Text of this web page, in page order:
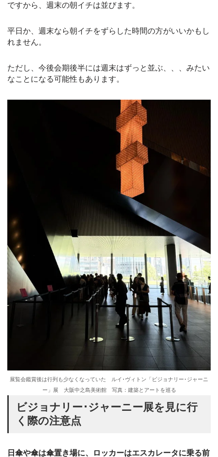
ですから、週末の朝イチは並びます。
平日か、週末なら朝イチをずらした時間の方がいいかもし
れません。
ただし、今後会期後半には週末はずっと並ぶ、、、みたい
なことになる可能性もあります。
展覧会鑑賞後は行列も少なくなっていた ルイ･ヴィトン「ビジョナリー･ジャーニ
ー」展 大阪中之島美術館 写真：建築とアートを巡る
ビジョナリー･ジャーニー展を見に行
く際の注意点
日傘や傘は傘置き場に、ロッカーはエスカレータに乗る前